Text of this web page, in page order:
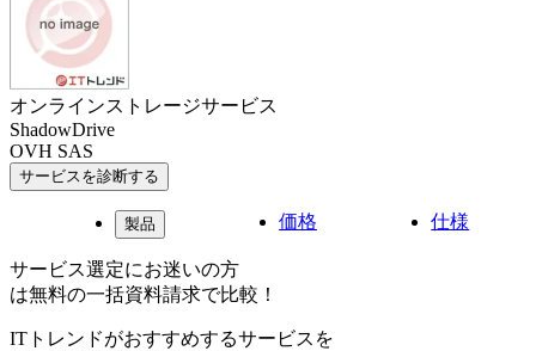
オンラインストレージサービス
ShadowDrive
OVH SAS
サービスを診断する
製品 価格 仕様
サービス選定にお迷いの方
は無料の一括資料請求で比較！
ITトレンドがおすすめするサービスを